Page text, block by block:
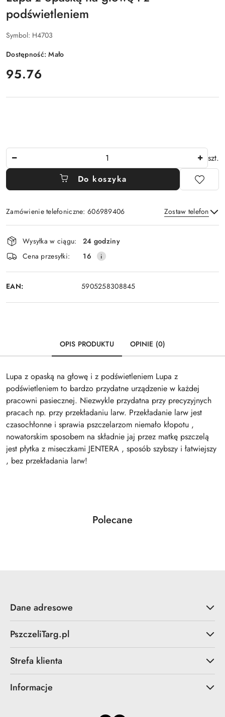
podświetleniem
Symbol: H4703
Dostępność:Mało
cena:
95.76
szt.
Do koszyka
Zamówienie telefoniczne: 606989406 Zostaw telefon
Wyślij
Dostępność
i
dostawa
Wysyłka w ciągu:
24 godziny
Cena przesyłki:
16
EAN: 5905258308845
OPIS PRODUKTU OPINIE (0)
Lupa z opaską na głowę i z podświetleniem Lupa z
podświetleniem to bardzo przydatne urządzenie w każdej
pracowni pasiecznej. Niezwykle przydatna przy precyzyjnych
pracach np. przy przekładaniu larw. Przekładanie larw jest
czasochłonne i sprawia pszczelarzom niemało kłopotu ,
nowatorskim sposobem na składnie jaj przez matkę pszczelą
jest płytka z miseczkami JENTERA , sposób szybszy i łatwiejszy
, bez przekładania larw!
Pomiń karuzelę produktów
Produkty
Polecane
Dane adresowe
PszczeliTarg.pl
Strefa klienta
Informacje